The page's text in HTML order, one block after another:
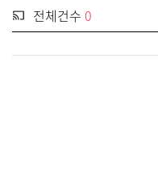
전체건수 0